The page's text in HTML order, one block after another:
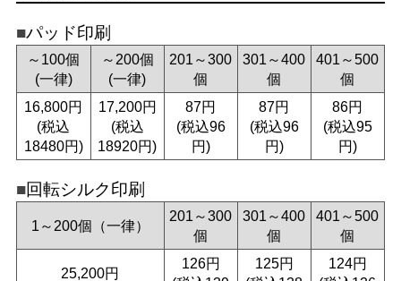
パッド印刷
～100個
(一律)
～200個
(一律)
201～300
個
301～400
個
401～500
個
16,800円
(税込
18480円)
17,200円
(税込
18920円)
87円
(税込96
円)
87円
(税込96
円)
86円
(税込95
円)
回転シルク印刷
1～200個（一律）
201～300
個
301～400
個
401～500
個
25,200円
126円
125円
124円